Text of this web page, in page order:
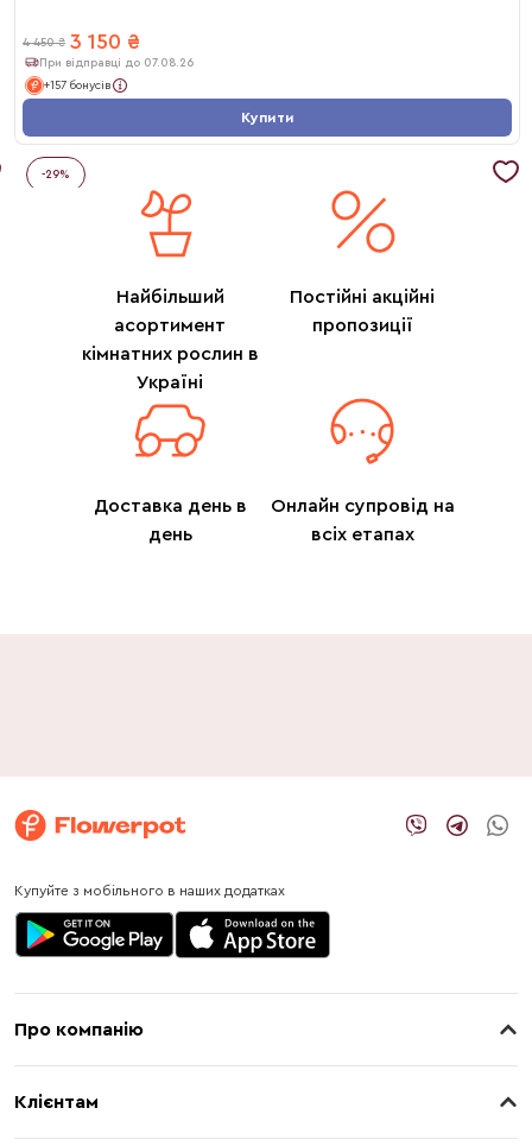
4 450 ₴ 3 150 ₴
При відправці до 07.08.26
+157 бонусів
Купити
-29%
Найбільший
асортимент
кімнатних рослин в
Україні
Постійні акційні
пропозиції
Доставка день в
день
Онлайн супровід на
всіх етапах
Купуйте з мобільного в наших додатках
Про компанію
Клієнтам